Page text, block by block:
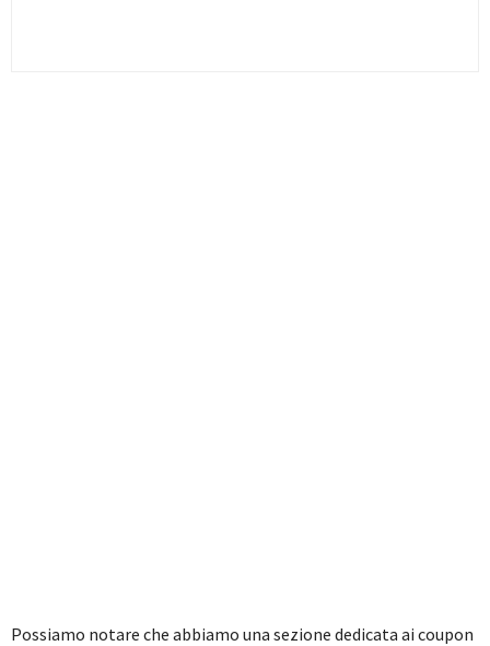
Possiamo notare che abbiamo una sezione dedicata ai coupon